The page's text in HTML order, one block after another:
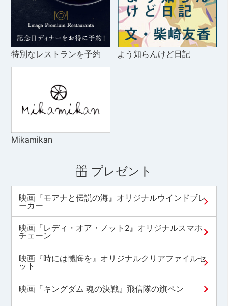
特別なレストランを予約 よう知らんけど日記
Mikamikan
プレゼント
映画『モアナと伝説の海』オリジナルウインドブレ
ーカー
映画『レディ・オア・ノット2』オリジナルスマホ
チェーン
映画『時には懺悔を』オリジナルクリアファイルセ
ット
映画『キングダム 魂の決戦』飛信隊の旗ペン